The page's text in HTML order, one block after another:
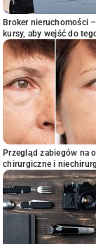
Broker nieruchomości
kursy, aby wejść do
Przegląd zabiegów na
chirurgiczne i